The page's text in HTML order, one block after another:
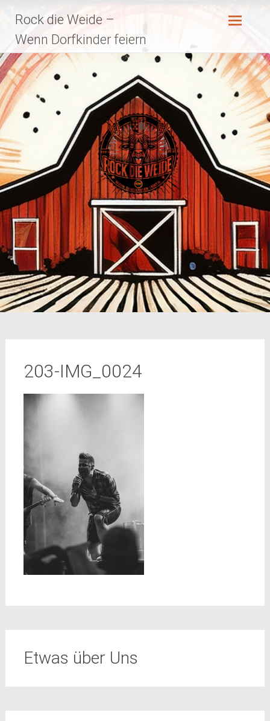
Inhalt
springen
Rock die Weide –
Wenn Dorfkinder feiern
203-IMG_0024
Etwas über Uns